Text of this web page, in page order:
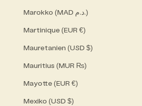
Marokko (MAD د.م.)
Martinique (EUR €)
Mauretanien (USD $)
Mauritius (MUR ₨)
Mayotte (EUR €)
Mexiko (USD $)